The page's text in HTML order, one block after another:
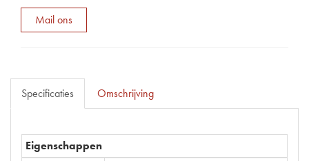
Mail ons
Specificaties Omschrijving
Eigenschappen